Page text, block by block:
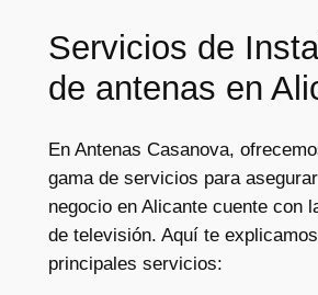
Servicios de
de antenas en
En Antenas Casanova,
gama de servicios para
negocio en Alicante cuente con
de televisión. Aquí te
principales servicios: